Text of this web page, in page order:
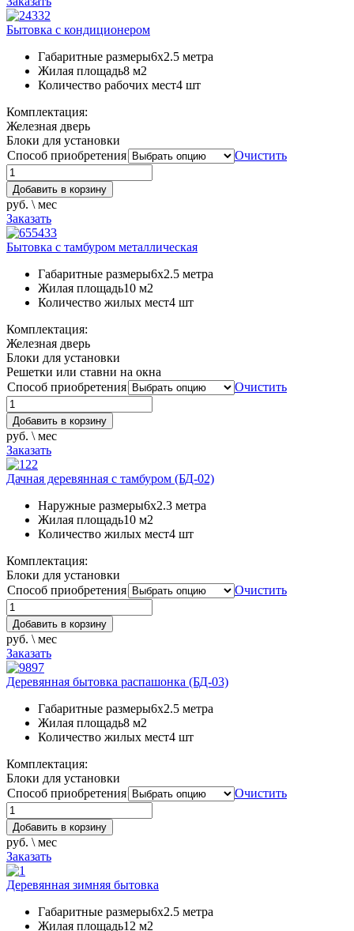
Бытовка с кондиционером
Габаритные размеры6х2.5 метра
Жилая площадь8 м2
Количество рабочих мест4 шт
Комплектация:
Железная дверь
Блоки для установки
Способ приобретения
Очистить
Добавить в корзину
руб. \ мес
Заказать
Бытовка с тамбуром металлическая
Габаритные размеры6х2.5 метра
Жилая площадь10 м2
Количество жилых мест4 шт
Комплектация:
Железная дверь
Блоки для установки
Решетки или ставни на окна
Способ приобретения
Очистить
Добавить в корзину
руб. \ мес
Заказать
Дачная деревянная с тамбуром (БД-02)
Наружные размеры6х2.3 метра
Жилая площадь10 м2
Количество жилых мест4 шт
Комплектация:
Блоки для установки
Способ приобретения
Очистить
Добавить в корзину
руб. \ мес
Заказать
Деревянная бытовка распашонка (БД-03)
Габаритные размеры6х2.5 метра
Жилая площадь8 м2
Количество жилых мест4 шт
Комплектация:
Блоки для установки
Способ приобретения
Очистить
Добавить в корзину
руб. \ мес
Заказать
Деревянная зимняя бытовка
Габаритные размеры6х2.5 метра
Жилая площадь12 м2